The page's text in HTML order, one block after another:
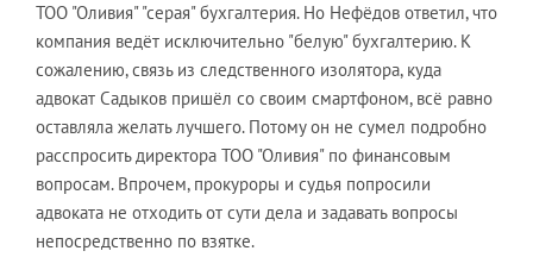
ТОО "Оливия" "серая" бухгалтерия. Но Нефёдов ответил, что
компания ведёт исключительно "белую" бухгалтерию. К
сожалению, связь из следственного изолятора, куда
адвокат Садыков пришёл со своим смартфоном, всё равно
оставляла желать лучшего. Потому он не сумел подробно
расспросить директора ТОО "Оливия" по финансовым
вопросам. Впрочем, прокуроры и судья попросили
адвоката не отходить от сути дела и задавать вопросы
непосредственно по взятке.